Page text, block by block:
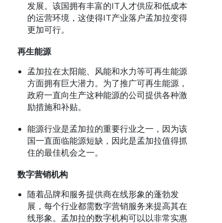
发展。该国拥有丰富的IT人才供应和低成本
的运营环境，这使得IT产业落户孟加拉变得
更加可行。
再生能源
孟加拉在太阳能、风能和水力等可再生能源
方面拥有巨大潜力。为了推广可再生能源，
政府一直向生产这种能源的公司提供各种激
励措施和补贴。
能源行业是孟加拉的重要行业之一，因为该
国一直面临能源短缺，因此是孟加拉值得抓
住的最佳机会之一。
数字营销机构
随着品牌和服务提供商在线形象的蓬勃发
展，每个行业都需数字营销服务来提高其在
线形象。孟加拉的数字机构可以以非常实惠